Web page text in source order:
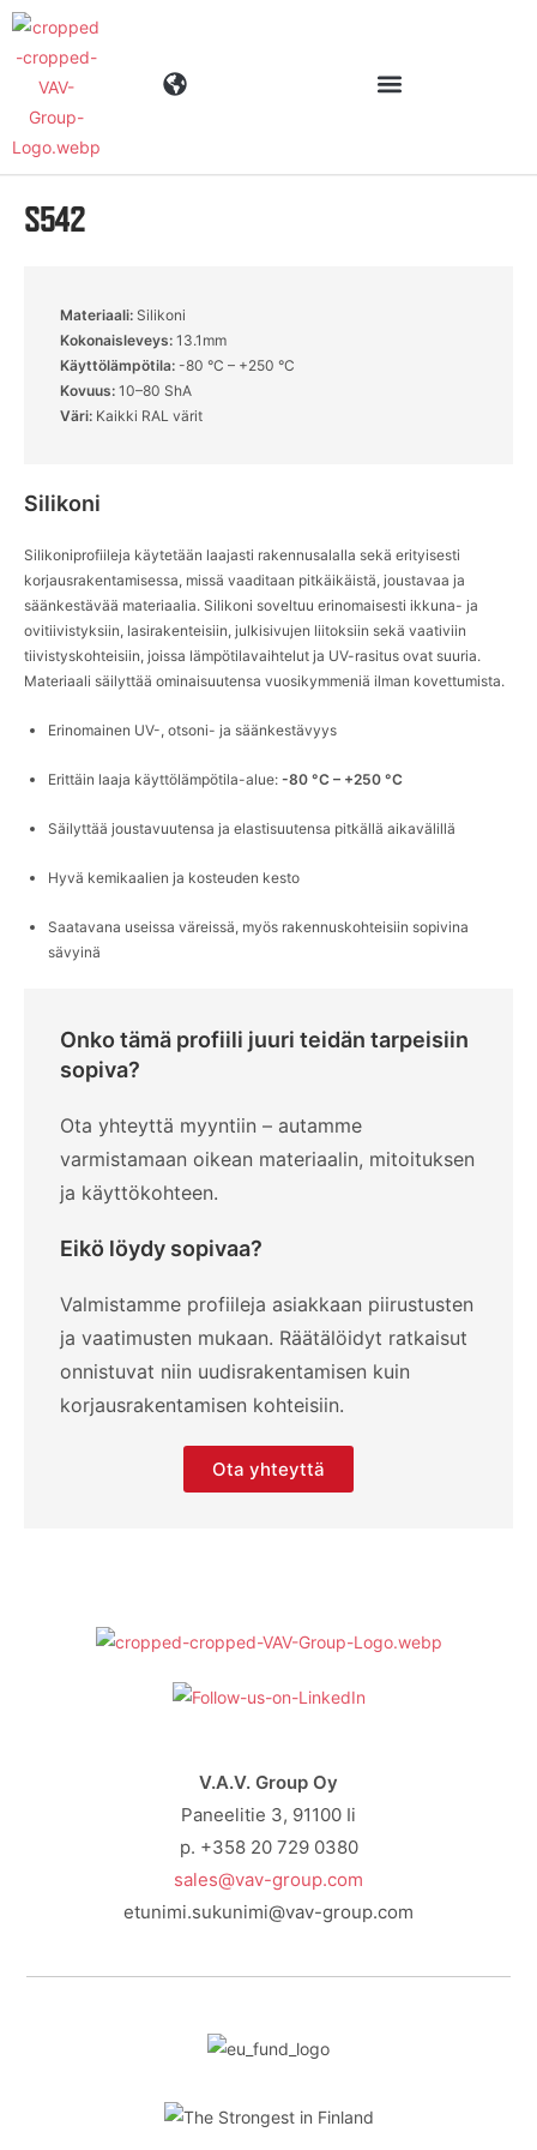
Materiaalit
Yhteystiedot
English Deutsch Svenska
S542
Materiaali: Silikoni
Kokonaisleveys: 13.1mm
Käyttölämpötila: -80 °C – +250 °C
Kovuus: 10–80 ShA
Väri: Kaikki RAL värit
Silikoni
Silikoniprofiileja käytetään laajasti rakennusalalla sekä erityisesti
korjausrakentamisessa, missä vaaditaan pitkäikäistä, joustavaa ja
säänkestävää materiaalia. Silikoni soveltuu erinomaisesti ikkuna- ja
ovitiivistyksiin, lasirakenteisiin, julkisivujen liitoksiin sekä vaativiin
tiivistyskohteisiin, joissa lämpötilavaihtelut ja UV-rasitus ovat suuria.
Materiaali säilyttää ominaisuutensa vuosikymmeniä ilman kovettumista.
Erinomainen UV-, otsoni- ja säänkestävyys
Erittäin laaja käyttölämpötila-alue: -80 °C – +250 °C
Säilyttää joustavuutensa ja elastisuutensa pitkällä aikavälillä
Hyvä kemikaalien ja kosteuden kesto
Saatavana useissa väreissä, myös rakennuskohteisiin sopivina
sävyinä
Onko tämä profiili juuri teidän tarpeisiin
sopiva?
Ota yhteyttä myyntiin – autamme
varmistamaan oikean materiaalin, mitoituksen
ja käyttökohteen.
Eikö löydy sopivaa?
Valmistamme profiileja asiakkaan piirustusten
ja vaatimusten mukaan. Räätälöidyt ratkaisut
onnistuvat niin uudisrakentamisen kuin
korjausrakentamisen kohteisiin.
Ota yhteyttä
V.A.V. Group Oy
Paneelitie 3, 91100 Ii
p. +358 20 729 0380
sales@vav-group.com
etunimi.sukunimi@vav-group.com